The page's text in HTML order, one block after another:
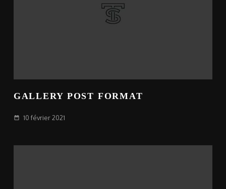
GALLERY POST FORMAT
date_range 10 février 2021